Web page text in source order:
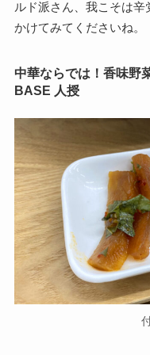
ルド派さん、我こそは
かけてみてくださいね。
中華ならでは！香味野
BASE 人授